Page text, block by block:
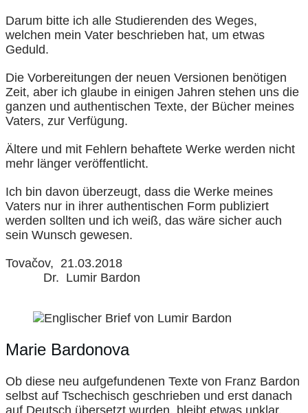
Darum bitte ich alle Studierenden des Weges,
welchen mein Vater beschrieben hat, um etwas
Geduld.
Die Vorbereitungen der neuen Versionen benötigen
Zeit, aber ich glaube in einigen Jahren stehen uns die
ganzen und authentischen Texte, der Bücher meines
Vaters, zur Verfügung.
Ältere und mit Fehlern behaftete Werke werden nicht
mehr länger veröffentlicht.
Ich bin davon überzeugt, dass die Werke meines
Vaters nur in ihrer authentischen Form publiziert
werden sollten und ich weiß, das wäre sicher auch
sein Wunsch gewesen.
Tovačov, 21.03.2018
Dr. Lumir Bardon
Marie Bardonova
Ob diese neu aufgefundenen Texte von Franz Bardon
selbst auf Tschechisch geschrieben und erst danach
auf Deutsch übersetzt wurden, bleibt etwas unklar.